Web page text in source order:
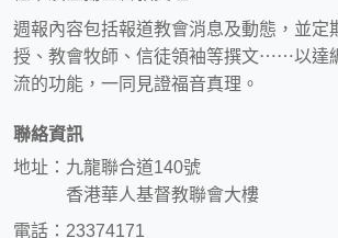
週報內容包括報道教會消息及動態，並定
授、教會牧師、信徒領袖等撰文⋯⋯以達
流的功能，一同見證福音真理。
聯絡資訊
地址：九龍聯合道140號
香港華人基督教聯會大樓
電話：23374171